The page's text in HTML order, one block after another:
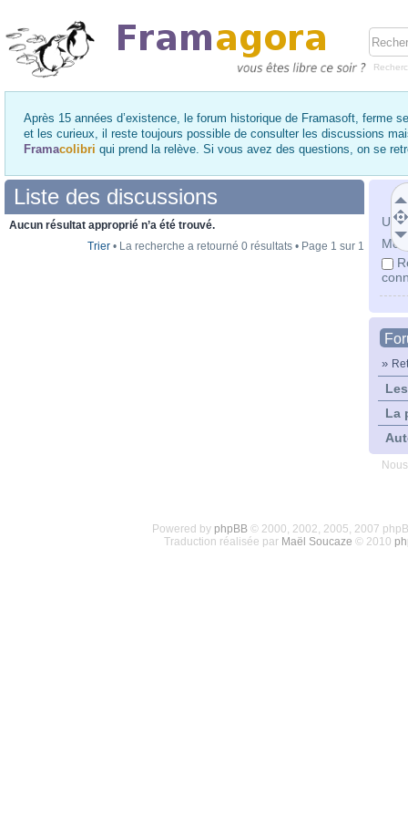
Après 15 années d’existence, le forum historique de Framasoft, ferme
et les curieux, il reste toujours possible de consulter les discussions
Framacolibri qui prend la relève. Si vous avez des questions, on se
Mot
»
La
Liste des discussions
Aucun résultat approprié n’a été trouvé.
Trier • La recherche a retourné 0 résultats • Page 1 sur 1
Powered by phpBB© 2000, 2002, 2005, 2007
Traduction réalisée par Maël Soucaze © 2010